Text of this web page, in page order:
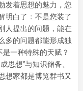
发着思想的魅力，您
明白了：不是您装了
人提出的问题，能在
多的问题都能形成独
一种特殊的天赋？
思想”与知识储备、
想家都是博览群书又